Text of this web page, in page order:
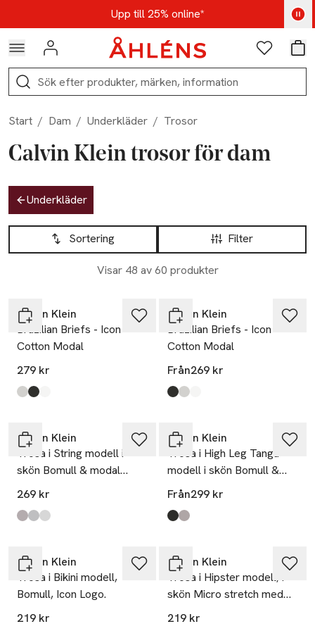
Hoppa till navigationsmenynUpp till 25% online*
Kod: AUG25 - Shoppa nu
Logga in Favoriter
Sök
Start / Dam / Underkläder / Trosor
Calvin Klein trosor för dam
Hoppa till produktsidan
Underkläder
Hoppa till produktsidan
Filter
Sortering
Visar 48 av 60 produkter
Lista över produkter
Calvin Klein
Brazilian Briefs - Icon
Cotton Modal
279 kr
Produkten finns i färgerna:
Grey Heather
Black
White
Calvin Klein
Brazilian Briefs - Icon
Cotton Modal
Från269 kr
Produkten finns i färgerna:
Black
Grey Heather
White
Calvin Klein
Trosa i String modell i
skön Bomull & modal
blandning
269 kr
Produkten finns i färgerna:
Black,
Grey Heather
White,
Calvin Klein
Trosa i High Leg Tanga
modell i skön Bomull &
modal blandning
Från299 kr
Produkten finns i färgerna:
Black
Grey Heather
Calvin Klein
Trosa i Bikini modell,
Bomull, Icon Logo.
219 kr
Calvin Klein
Trosa i Hipster modell, i
skön Micro stretch med
vacker spetskant.
219 kr